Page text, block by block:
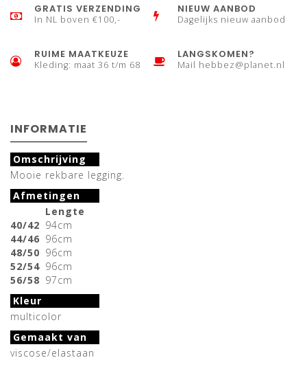
GRATIS VERZENDING
In NL boven €100,-
NIEUW AANBOD
Dagelijks nieuw aanbod
RUIME MAATKEUZE
Kleding: maat 36 t/m 68
LANGSKOMEN?
Mail hebbez@planet.nl
INFORMATIE
Omschrijving
Mooie rekbare legging.
Afmetingen
Lengte
40/42 94cm
44/46 96cm
48/50 96cm
52/54 96cm
56/58 97cm
Kleur
multicolor
Gemaakt van
viscose/elastaan